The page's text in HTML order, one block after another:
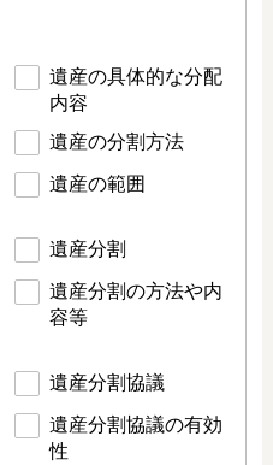
遺産の具体的な分配
内容
遺産の分割方法
遺産の範囲
遺産分割
遺産分割の方法や内
容等
遺産分割協議
遺産分割協議の有効
性